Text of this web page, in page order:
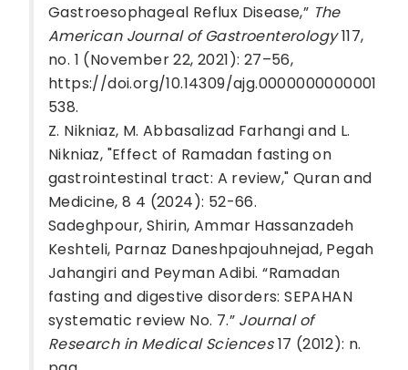
Gastroesophageal Reflux Disease,” The
American Journal of Gastroenterology117,
no. 1 (November 22, 2021): 27–56,
https://doi.org/10.14309/ajg.0000000000001
538.
Z. Nikniaz, M. Abbasalizad Farhangi and L.
Nikniaz, "Effect of Ramadan fasting on
gastrointestinal tract: A review," Quran and
Medicine, 8 4 (2024): 52-66.
Sadeghpour, Shirin, Ammar Hassanzadeh
Keshteli, Parnaz Daneshpajouhnejad, Pegah
Jahangiri and Peyman Adibi. “Ramadan
fasting and digestive disorders: SEPAHAN
systematic review No. 7.” Journal of
Research in Medical Sciences17 (2012): n.